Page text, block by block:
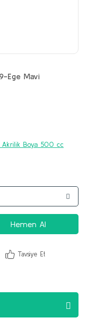
Ege Mavi
Boya 500 cc
Hemen Al
Tavsiye Et